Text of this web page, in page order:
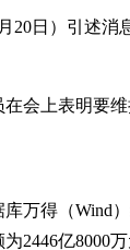
日）引述
会上表明
得（Wind
亿8000万